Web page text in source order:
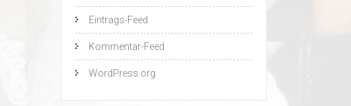
Eintrags-Feed
Kommentar-Feed
WordPress.org